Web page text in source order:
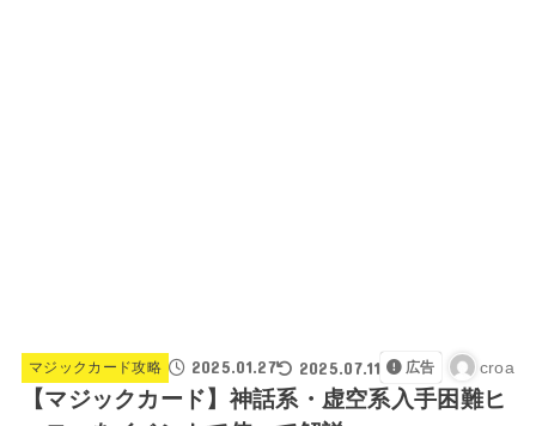
マジックカード攻略 2025.01.27 2025.07.11 広告 croa
【マジックカード】神話系・虚空系入手困難ヒ